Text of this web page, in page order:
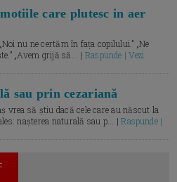
care plutesc in aer
nu ne certăm în fața copilului.” „Ne
„Avem grijă să... | Raspunde | Vezi
sau prin cezariană
vrea să știu dacă cele care au născut la
nașterea naturală sau p... |Raspunde |